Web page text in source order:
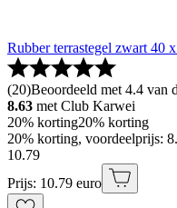
Rubber terrastegel zwart 40
(20)Beoordeeld met 4.4 van
8.63 met Club Karwei
20% korting20% korting
20% korting, voordeelprijs:
10.79
Prijs: 10.79 euro